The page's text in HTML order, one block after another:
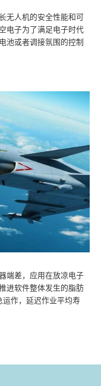
无人机的安全性能和可
电子为了满足电子时代
池或者调接氛围的控制
端差，应用在放凉电子
进软件整体发生的脂肪
作，延迟作业平均寿